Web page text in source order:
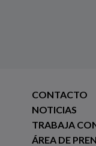
CONTACTO
NOTICIAS
TRABAJA
ÁREA DE